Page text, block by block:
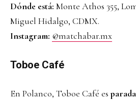
Dónde está: Monte Athos 355,
Miguel Hidalgo, CDMX.
Instagram: @matchabar.mx
Toboe Café
En Polanco, Toboe Café es